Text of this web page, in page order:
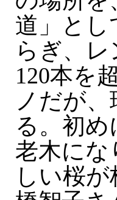
道」とし
らぎ、
120本を
ノだが
る。初
老木にな
しい桜